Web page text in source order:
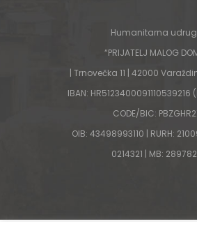
Humanitarna
“PRIJATELJ MALOG
| Trnovečka 11 | 42000
IBAN: HR5123400091110539216
CODE/BIC:
OIB: 43498993110 | RURH:
0214321 | MB: